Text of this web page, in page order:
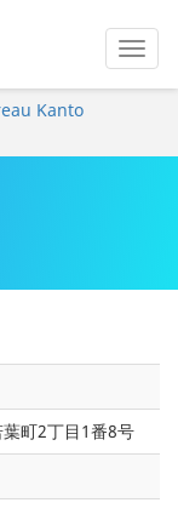
Kanto
町2丁目1番8号